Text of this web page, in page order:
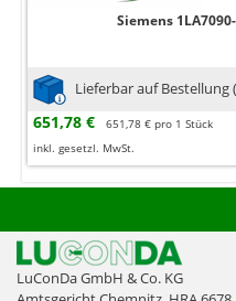
Siemens
Lieferbar auf Bestellung
651,78 €
651,78 € pro 1 Stück
inkl. gesetzl. MwSt.
LuConDa GmbH & Co. KG